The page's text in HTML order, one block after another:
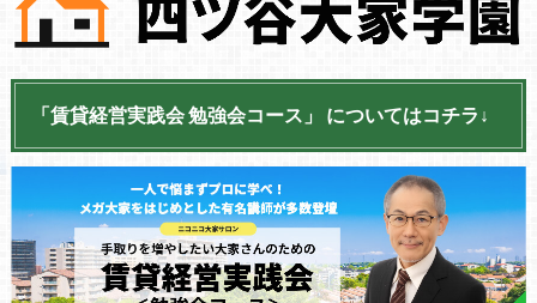
「賃貸経営実践会 勉強会コース」 についてはコチラ↓